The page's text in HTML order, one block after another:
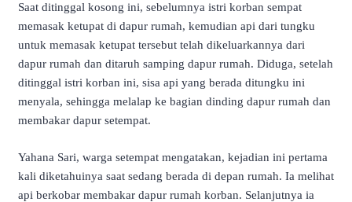
Saat ditinggal kosong ini, sebelumnya istri korban sempat
memasak ketupat di dapur rumah, kemudian api dari tungku
untuk memasak ketupat tersebut telah dikeluarkannya dari
dapur rumah dan ditaruh samping dapur rumah. Diduga, setelah
ditinggal istri korban ini, sisa api yang berada ditungku ini
menyala, sehingga melalap ke bagian dinding dapur rumah dan
membakar dapur setempat.
Yahana Sari, warga setempat mengatakan, kejadian ini pertama
kali diketahuinya saat sedang berada di depan rumah. Ia melihat
api berkobar membakar dapur rumah korban. Selanjutnya ia